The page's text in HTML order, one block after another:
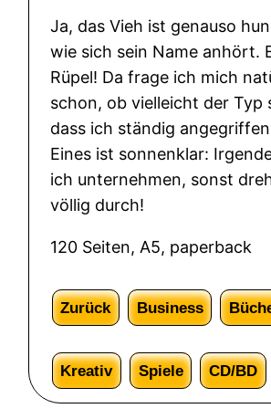
o
t
M
e
n
g
e
Ja, das Vieh ist genauso
wie sich sein Name anhört.
Rüpel! Da frage ich mich
schon, ob vielleicht der Typ
dass ich ständig
Eines ist sonnenklar:
ich unternehmen, sonst
völlig durch!
120 Seiten, A5, paperback
Zurück Business
Kreativ Spiele CD/BD